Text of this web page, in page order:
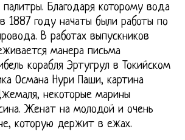
Благодаря которому вода
1887 году начаты были работы по
В работах выпускников
манера письма
корабля Эртугрул в Токийском
Османа Нури Паши, картина
некоторые марины
Женат на молодой и очень
которую держит в ежах.